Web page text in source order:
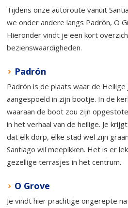
Tijdens onze autoroute vanuit
we onder andere langs Padrón, O
Hieronder vindt je een kort
bezienswaardigheden.
Padrón
Padrón is de plaats waar de Heilige
aangespoeld in zijn bootje. In de
waaraan de boot zou zijn
in het verhaal van de heilige. Je
dat elk dorp, elke stad wel zijn
Santiago wil meepikken. Het is er
gezellige terrasjes in het centrum.
O Grove
Je vindt hier prachtige ongerepte